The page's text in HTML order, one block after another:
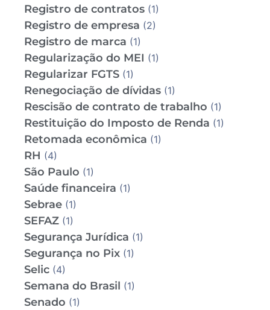
Registro de contratos (1)
Registro de empresa (2)
Registro de marca (1)
Regularização do MEI (1)
Regularizar FGTS (1)
Renegociação de dívidas (1)
Rescisão de contrato de trabalho (1)
Restituição do Imposto de Renda (1)
Retomada econômica (1)
RH (4)
São Paulo (1)
Saúde financeira (1)
Sebrae (1)
SEFAZ (1)
Segurança Jurídica (1)
Segurança no Pix (1)
Selic (4)
Semana do Brasil (1)
Senado (1)